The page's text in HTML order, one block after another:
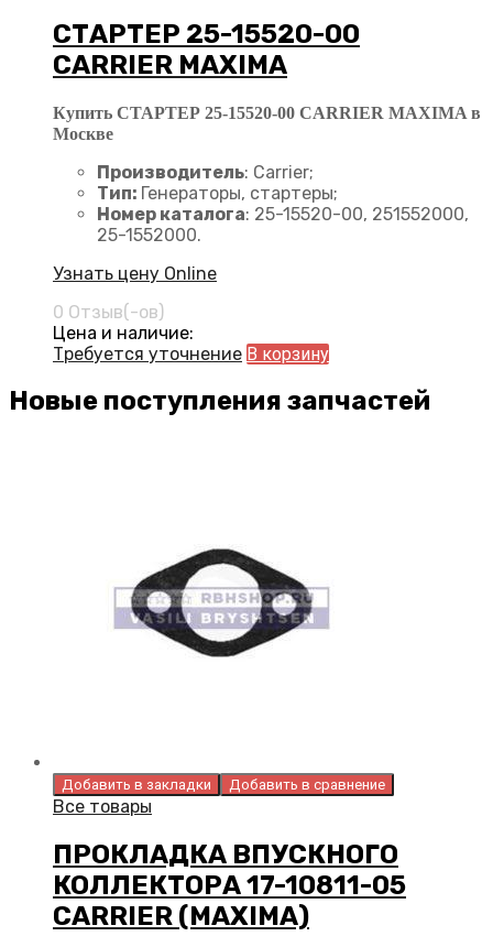
СТАРТЕР 25-15520-00
CARRIER MAXIMA
Купить СТАРТЕР 25-15520-00 CARRIER MAXIMA в
Москве
Производитель: Carrier;
Тип: Генераторы, стартеры;
Номер каталога: 25-15520-00, 251552000,
25-1552000.
Узнать цену Online
0 Отзыв(-ов)
Цена и наличие:
Требуется уточнение В корзину
Новые поступления запчастей
Добавить в закладки Добавить в сравнение
Все товары
ПРОКЛАДКА ВПУСКНОГО
КОЛЛЕКТОРА 17-10811-05
CARRIER (MAXIMA)